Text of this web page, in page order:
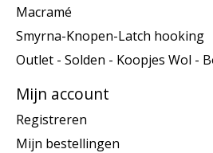
Macramé
Smyrna-Knopen-Latch hooking
Outlet - Solden - Koopjes Wol -
Mijn account
Registreren
Mijn bestellingen